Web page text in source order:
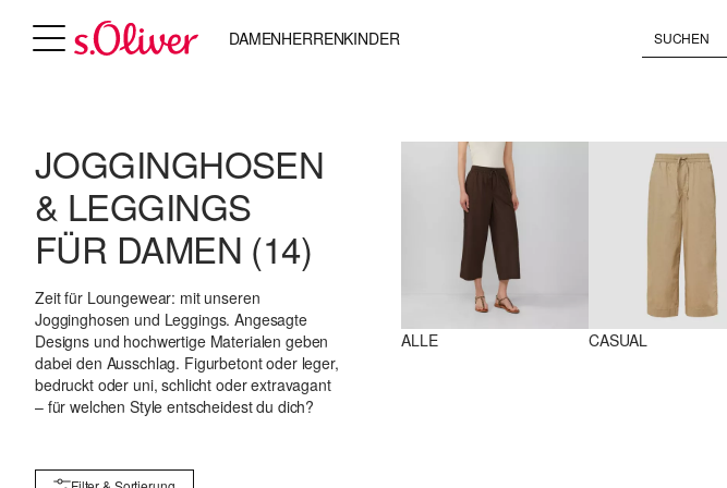
DAMENHERRENKINDER
JOGGINGHOSEN
& LEGGINGS
FÜR DAMEN (14)
Zeit für Loungewear: mit unseren
Jogginghosen und Leggings. Angesagte
Designs und hochwertige Materialen geben
dabei den Ausschlag. Figurbetont oder leger,
bedruckt oder uni, schlicht oder extravagant
– für welchen Style entscheidest du dich?
ALLE CASUAL